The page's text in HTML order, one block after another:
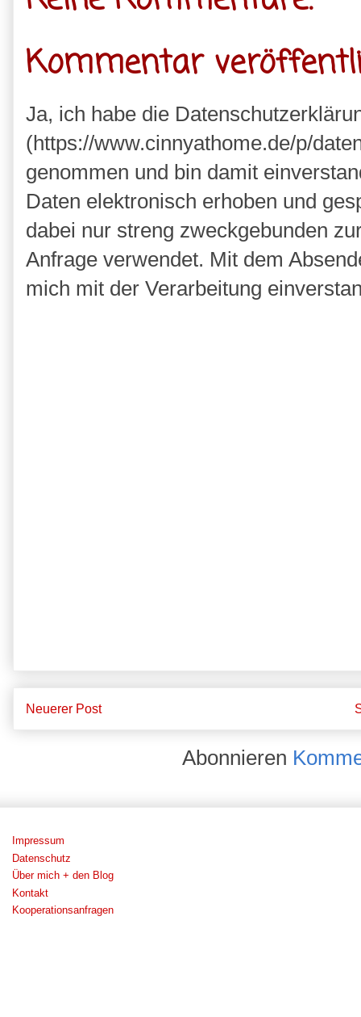
Kommentar
Ja, ich habe die
(https://www.cinnyathome.de/p/
genommen und bin damit
Daten elektronisch erhoben und
dabei nur streng zweckgebunden
Anfrage verwendet. Mit dem
mich mit der Verarbeitung
Neuerer Post
Abonnieren
Impressum
Datenschutz
Über mich + den Blog
Kontakt
Kooperationsanfragen